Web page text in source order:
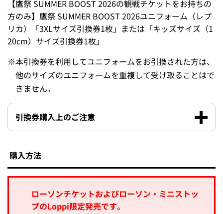
【鷹祭 SUMMER BOOST 2026の観戦チケットをお持ちの
方のみ】鷹祭 SUMMER BOOST 2026ユニフォーム（レプ
リカ）「3XLサイズ引換券1枚」または「キッズサイズ（1
20cm）サイズ引換券1枚」
※本引換券を利用してユニフォームをお引換された方は、
他のサイズのユニフォームを重複して受け取ることはで
きません。
引換券購入上のご注意
購入方法
ローソンチケットおよびローソン・ミニストッ
プのLoppi限定発売です。